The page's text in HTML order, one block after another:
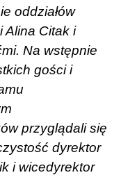
oddziałów
Alina Citak i
Na wstępnie
gości i
przyglądali się
dyrektor
i wicedyrektor